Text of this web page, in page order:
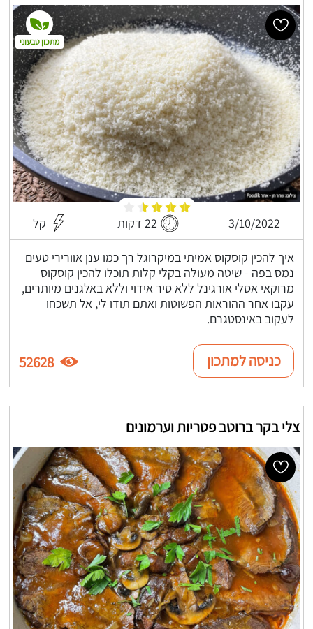
3/10/2022 22 דקות קל
איך להכין קוסקוס אמיתי במיקרוגל רך כמו ענן אוורירי טעים
נמס בפה - שיטה מעולה בקלי קלות תוכלו להכין קוסקוס
מרוקאי אסלי אורגינל ללא סיר אידוי וללא באלגנים מיותרים,
עקבו אחר ההוראות הפשוטות ואתם תודו לי, אל תשכחו
לעקוב באינסטגרם.
מתכון טבעוני
כניסה למתכון 52628
צלי בקר ברוטב פטריות וערמונים